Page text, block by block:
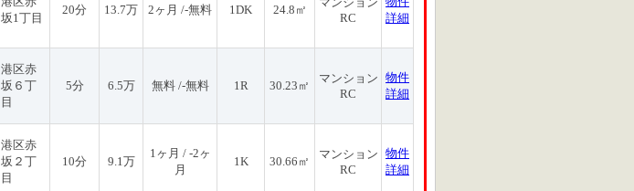
坂1丁目
20分 13.7万 2ヶ月 /-無料 1DK 24.8㎡
RC
詳細
港区赤
坂６丁
目
5分 6.5万 無料 /-無料 1R 30.23㎡
マンション
RC
物件
詳細
港区赤
坂２丁
目
10分 9.1万
1ヶ月 / -2ヶ
月
1K 30.66㎡
マンション
RC
物件
詳細